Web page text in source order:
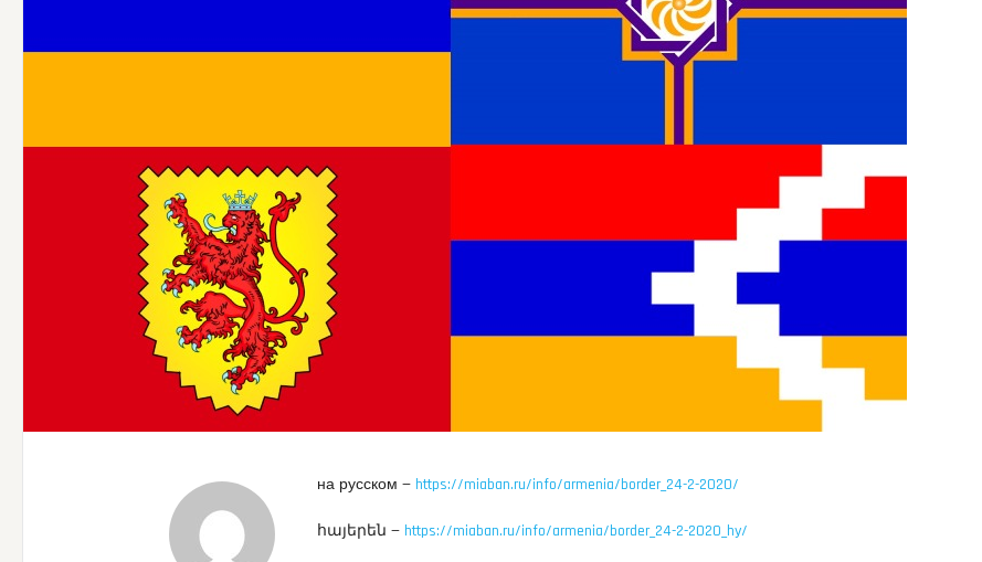
на русском — https://miaban.ru/info/armenia/border_24-2-2020/
հայերեն — https://miaban.ru/info/armenia/border_24-2-2020_hy/